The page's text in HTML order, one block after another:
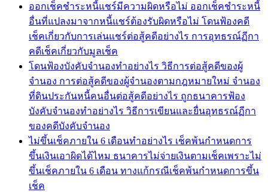
ออกเช็คชำระหนี้่แชร์มีความผิดหรือไม่ ออกเช็คชำระหนี้
อื่นที่แปลงมาจากหนี้แชร์ต้องรับผิดหรือไม่ โดนฟ้องคดี
เช็คเกี่ยวกับการเล่นแชร์ต่อสู้คดีอย่างไร การอุทธรณ์ฏีกา
คดีเช็คเกี่ยวกับมูลเช็ค
โดนฟ้องบังคับจำนองทำอย่างไร วิธีการต่อสู้คดีของผู้
จำนอง การต่อสู้คดีของผู้จำนองตามกฎหมายใหม่ จำนอง
ที่ดินประกันหนี้คนอื่นต่อสู้คดีอย่างไร ถูกธนาคารฟ้อง
บังคับจำนองทำอย่างไร วิธีการเขียนและยื่นอุทธรณ์ฏีกา
ของคดีบังคับจำนอง
ไม่ขึ้นเช็คภายใน 6 เดือนทำอย่างไร เช็คพ้นกำหนดการ
ขึ้นเงินเอาผิดได้ไหม ธนาคารไม่จ่ายเงินตามเช็คเพราะไม่
ขึ้นเช็คภายใน 6 เดือน ทางแก้กรณีเช็คพ้นกำหนดการขึ้น
เช็ค